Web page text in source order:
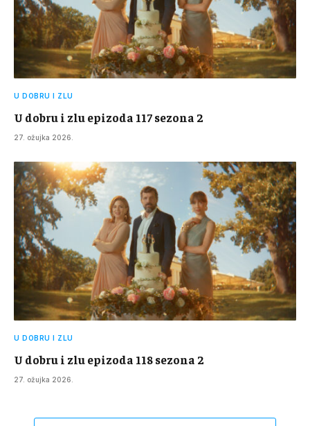
U DOBRU I ZLU
U dobru i zlu epizoda 117 sezona 2
27. ožujka 2026.
U DOBRU I ZLU
U dobru i zlu epizoda 118 sezona 2
27. ožujka 2026.